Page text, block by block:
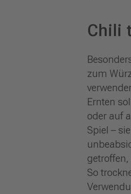
Chili
zum
Ernten
oder auf
Spiel –
So